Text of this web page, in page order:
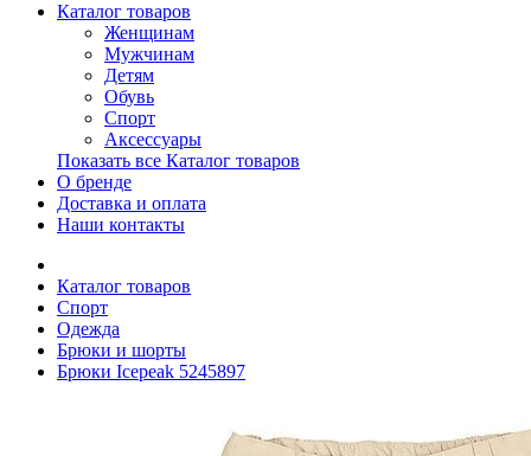
Каталог товаров
Женщинам
Мужчинам
Детям
Обувь
Спорт
Аксессуары
Показать все Каталог товаров
О бренде
Доставка и оплата
Наши контакты
Каталог товаров
Спорт
Одежда
Брюки и шорты
Брюки Icepeak 5245897